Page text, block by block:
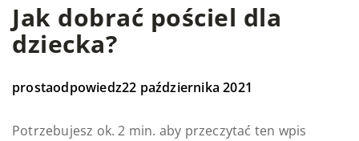
Jak dobrać pościel dla
dziecka?
prostaodpowiedz22 października 2021
Potrzebujesz ok. 2 min. aby przeczytać ten wpis